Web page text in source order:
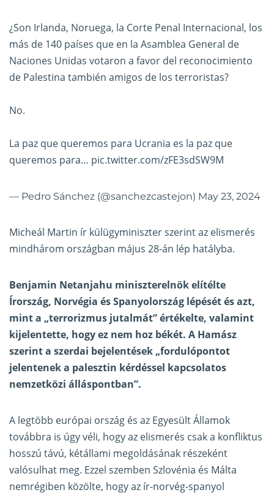
¿Son Irlanda, Noruega, la Corte Penal Internacional, los
más de 140 países que en la Asamblea General de
Naciones Unidas votaron a favor del reconocimiento
de Palestina también amigos de los terroristas?
No.
La paz que queremos para Ucrania es la paz que
queremos para… pic.twitter.com/zFE3sdSW9M
— Pedro Sánchez (@sanchezcastejon) May 23, 2024
Micheál Martin ír külügyminiszter szerint az elismerés
mindhárom országban május 28-án lép hatályba.
Benjamin Netanjahu miniszterelnök elítélte
Írország, Norvégia és Spanyolország lépését és azt,
mint a „terrorizmus jutalmát” értékelte, valamint
kijelentette, hogy ez nem hoz békét. A Hamász
szerint a szerdai bejelentések „fordulópontot
jelentenek a palesztin kérdéssel kapcsolatos
nemzetközi álláspontban”.
A legtöbb európai ország és az Egyesült Államok
továbbra is úgy véli, hogy az elismerés csak a konfliktus
hosszú távú, kétállami megoldásának részeként
valósulhat meg. Ezzel szemben Szlovénia és Málta
nemrégiben közölte, hogy az ír-norvég-spanyol